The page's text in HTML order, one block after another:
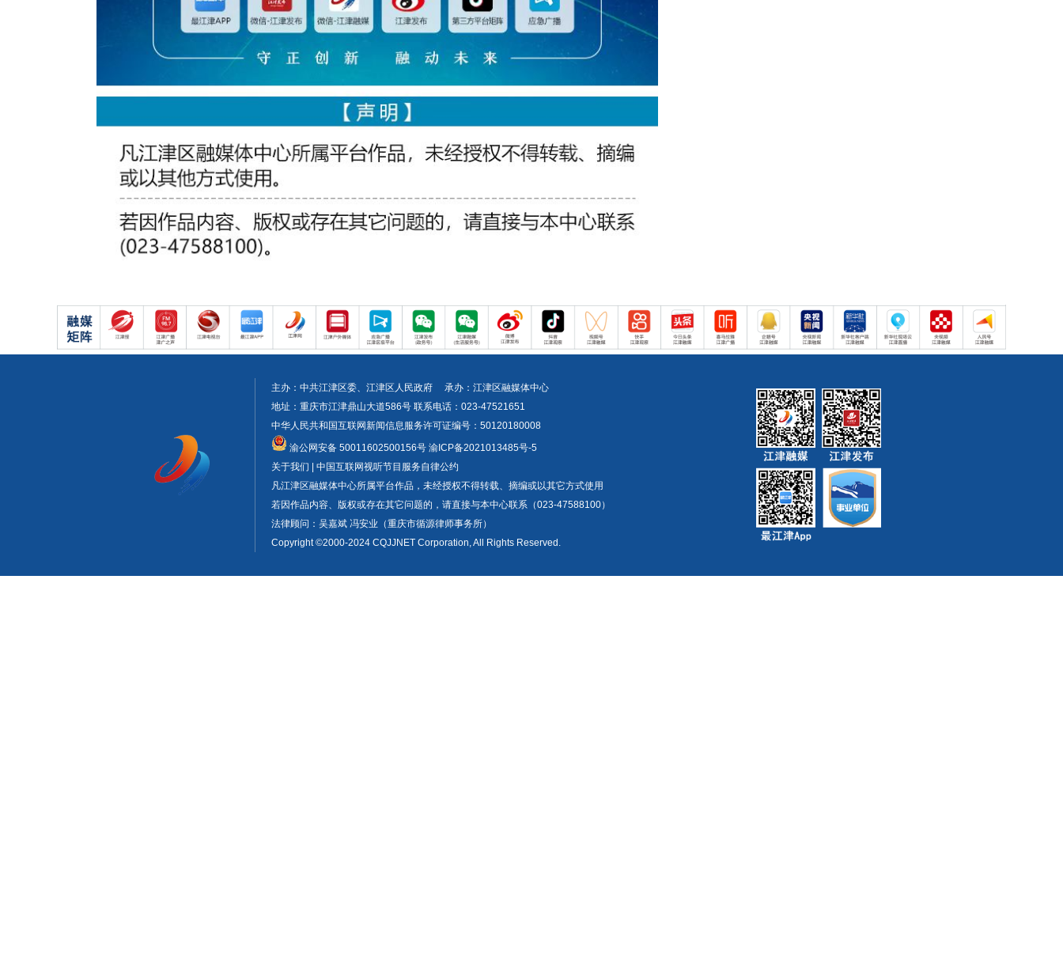
主办：中共江津区委、江津区人民政府 承办：江津区融媒体中心
地址：重庆市江津鼎山大道586号 联系电话：023-47521651
中华人民共和国互联网新闻信息服务许可证编号：50120180008
渝公网安备 50011602500156号 渝ICP备2021013485号-5
关于我们 | 中国互联网视听节目服务自律公约
凡江津区融媒体中心所属平台作品，未经授权不得转载、摘编或以其它方式使用
若因作品内容、版权或存在其它问题的，请直接与本中心联系（023-47588100）
法律顾问：吴嘉斌 冯安业（重庆市循源律师事务所）
Copyright ©2000-2024 CQJJNET Corporation, All Rights Reserved.